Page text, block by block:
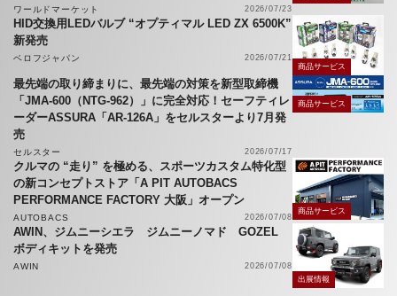
ワールドマーケット 2026/07/23
HID交換用LEDバルブ “オプティマル LED ZX 6500K”
新発売
ベロフジャパン
2026/07/21
商品サービス
最先端の取り締まりに、最先端の対策を新型取締機
「JMA-600（NTG-962）」に完全対応！セーフティレ
ーダーASSURA「AR-126A」をセルスターより7月発
売
セルスター 2026/07/17
商品サービス
クルマの “走り” を極める、スポーツカスタム特化型
の新コンセプトストア「A PIT AUTOBACS
PERFORMANCE FACTORY 大阪」オープン
AUTOBACS 2026/07/08
商品サービス
AWIN、ジムニーシエラ ジムニーノマド GOZEL
ボディキットを発売
AWIN
2026/07/08
出展情報